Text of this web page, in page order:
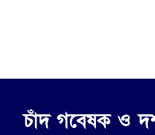
চাঁদ গবেষক ও